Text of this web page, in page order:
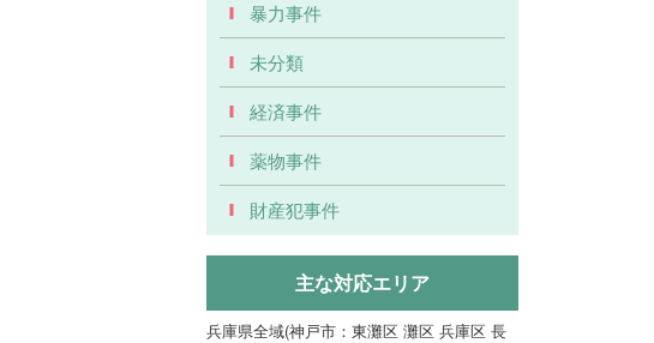
暴力事件
未分類
経済事件
薬物事件
財産犯事件
主な対応エリア
兵庫県全域(神戸市：東灘区 灘区 兵庫区 長